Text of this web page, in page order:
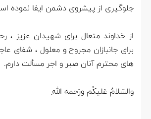
جلوگیری از پیشروی دشمن ایفا نموده
از خداوند متعال برای شهیدان عزیز
برای جانبازان مجروح و معلول ، شفای
های محترم آنان صبر و اجر مسألت دارم.
والسّلامُ عَلیکُم ورَحمه اللهِ